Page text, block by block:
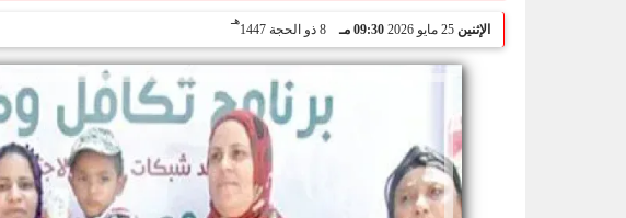
الإثنين 25 مايو 2026 09:30 مـ 8 ذو الحجة 1447
هـ